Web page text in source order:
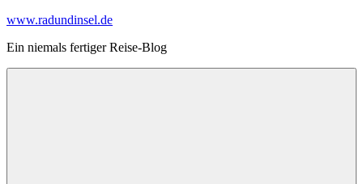
Zum
springen
www.radundinsel.de
Ein niemals fertiger Reise-Blog